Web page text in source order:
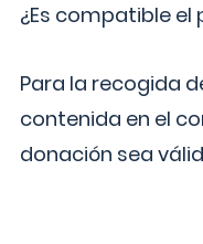
¿Es compatible
Para la recogida
contenida en el
donación sea